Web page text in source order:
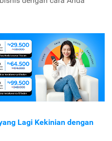
Lagi Kekinian dengan